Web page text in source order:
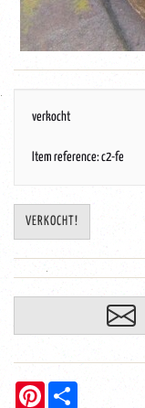
verkocht
Item reference: c2-fe
VERKOCHT!
Pinterest